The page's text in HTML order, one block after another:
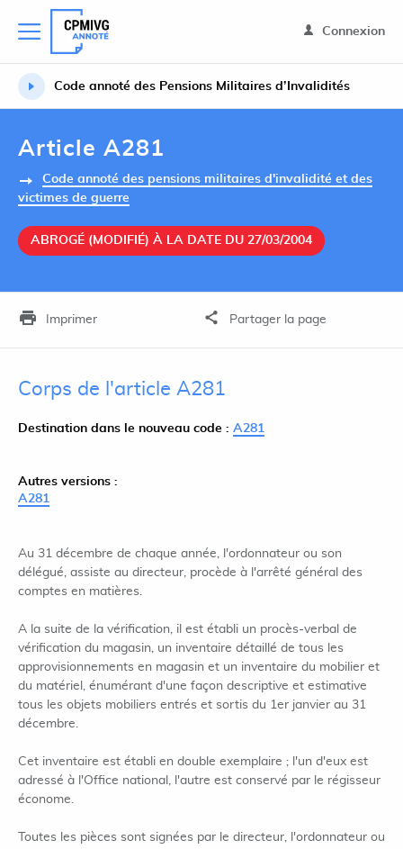
Connexion
Code annoté des Pensions Militaires d’Invalidités
Article A281
Code annoté des pensions militaires d'invalidité et des
victimes de guerre
ABROGÉ (MODIFIÉ) À LA DATE DU 27/03/2004
Imprimer Partager la page
Corps de l'article A281
Destination dans le nouveau code : A281
Autres versions :
A281
Au 31 décembre de chaque année, l'ordonnateur ou son
délégué, assiste au directeur, procède à l'arrêté général des
comptes en matières.
A la suite de la vérification, il est établi un procès-verbal de
vérification du magasin, un inventaire détaillé de tous les
approvisionnements en magasin et un inventaire du mobilier et
du matériel, énumérant d'une façon descriptive et estimative
tous les objets mobiliers entrés et sortis du 1er janvier au 31
décembre.
Cet inventaire est établi en double exemplaire ; l'un d'eux est
adressé à l'Office national, l'autre est conservé par le régisseur
économe.
Toutes les pièces sont signées par le directeur, l'ordonnateur ou